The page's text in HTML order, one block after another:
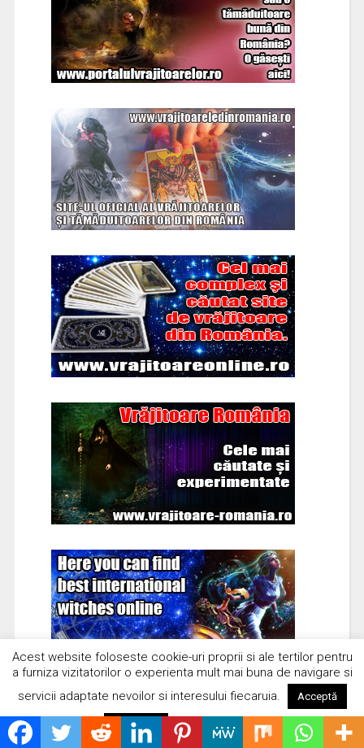
Acest website foloseste cookie-uri proprii si ale tertilor pentru
a furniza vizitatorilor o experienta mult mai buna de navigare si
servicii adaptate nevoilor si interesului fiecaruia.
Acceptă
Respinge Citește mai mult